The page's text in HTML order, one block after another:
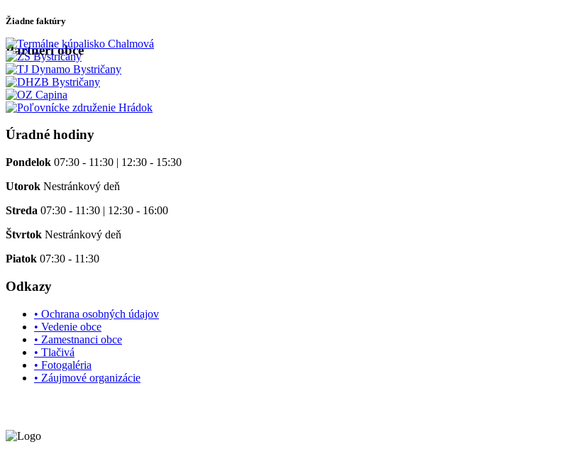
Žiadne faktúry
Partneri obce
Úradné hodiny
Pondelok 07:30 - 11:30 | 12:30 - 15:30
Utorok Nestránkový deň
Streda 07:30 - 11:30 | 12:30 - 16:00
Štvrtok Nestránkový deň
Piatok 07:30 - 11:30
Odkazy
• Ochrana osobných údajov
• Vedenie obce
• Zamestnanci obce
• Tlačivá
• Fotogaléria
• Záujmové organizácie